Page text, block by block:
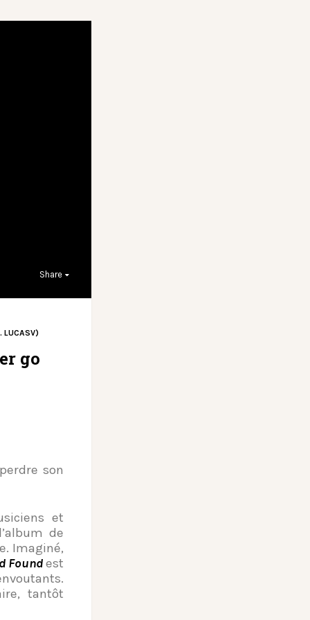
Share
go
son
et
de
Imaginé,
Foundest
tantôt